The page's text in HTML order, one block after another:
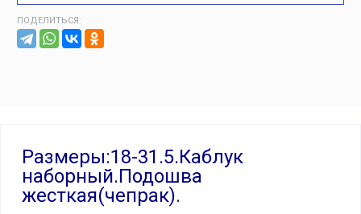
ПОДЕЛИТЬСЯ:
Размеры:18-31.5.Каблук
наборный.Подошва
жесткая(чепрак).